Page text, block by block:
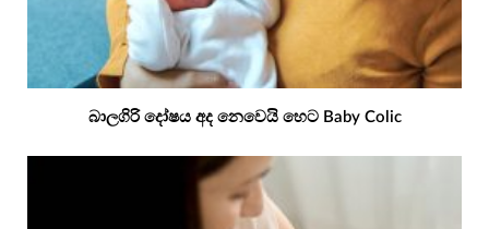
බාලගිරි දෝෂය අද නෙවෙයි හෙට Baby Colic